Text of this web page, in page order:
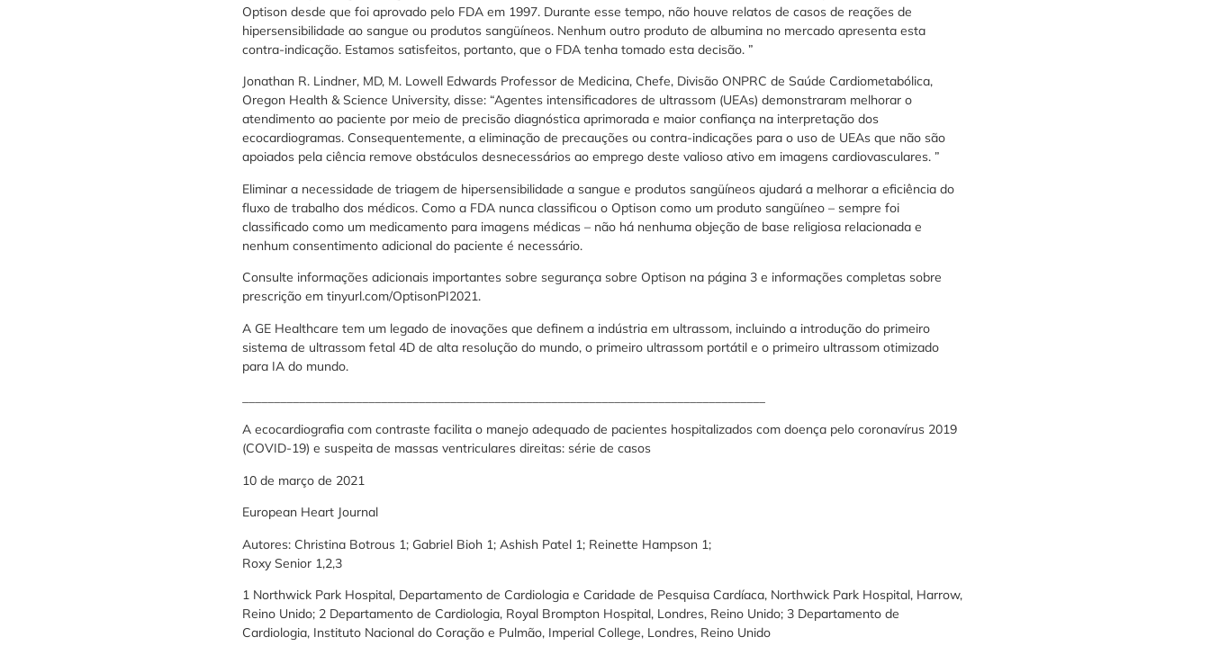
Optison desde que foi aprovado pelo FDA em 1997. Durante esse tempo, não houve relatos de casos de reações de
hipersensibilidade ao sangue ou produtos sangüíneos. Nenhum outro produto de albumina no mercado apresenta esta
contra-indicação. Estamos satisfeitos, portanto, que o FDA tenha tomado esta decisão. ”
Jonathan R. Lindner, MD, M. Lowell Edwards Professor de Medicina, Chefe, Divisão ONPRC de Saúde Cardiometabólica,
Oregon Health & Science University, disse: “Agentes intensificadores de ultrassom (UEAs) demonstraram melhorar o
atendimento ao paciente por meio de precisão diagnóstica aprimorada e maior confiança na interpretação dos
ecocardiogramas. Consequentemente, a eliminação de precauções ou contra-indicações para o uso de UEAs que não são
apoiados pela ciência remove obstáculos desnecessários ao emprego deste valioso ativo em imagens cardiovasculares. ”
Eliminar a necessidade de triagem de hipersensibilidade a sangue e produtos sangüíneos ajudará a melhorar a eficiência do
fluxo de trabalho dos médicos. Como a FDA nunca classificou o Optison como um produto sangüíneo – sempre foi
classificado como um medicamento para imagens médicas – não há nenhuma objeção de base religiosa relacionada e
nenhum consentimento adicional do paciente é necessário.
Consulte informações adicionais importantes sobre segurança sobre Optison na página 3 e informações completas sobre
prescrição em tinyurl.com/OptisonPI2021.
A GE Healthcare tem um legado de inovações que definem a indústria em ultrassom, incluindo a introdução do primeiro
sistema de ultrassom fetal 4D de alta resolução do mundo, o primeiro ultrassom portátil e o primeiro ultrassom otimizado
para IA do mundo.
A ecocardiografia com contraste facilita o manejo adequado de pacientes hospitalizados com doença pelo coronavírus 2019
(COVID-19) e suspeita de massas ventriculares direitas: série de casos
10 de março de 2021
European Heart Journal
Autores: Christina Botrous 1; Gabriel Bioh 1; Ashish Patel 1; Reinette Hampson 1;
Roxy Senior 1,2,3
1 Northwick Park Hospital, Departamento de Cardiologia e Caridade de Pesquisa Cardíaca, Northwick Park Hospital, Harrow,
Reino Unido; 2 Departamento de Cardiologia, Royal Brompton Hospital, Londres, Reino Unido; 3 Departamento de
Cardiologia, Instituto Nacional do Coração e Pulmão, Imperial College, Londres, Reino Unido